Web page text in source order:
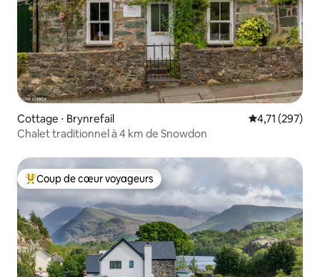
Cottage ⋅ Brynrefail Évaluation
4,71 (297)
Chalet traditionnel à 4 km de Snowdon
Coups de cœur voyageurs les plus appréciés
Coup de cœur voyageurs